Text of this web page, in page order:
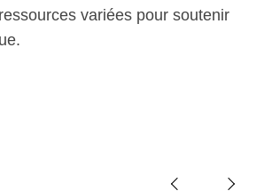
variées pour soutenir